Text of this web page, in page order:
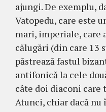
ajungi. De exemplu,
Va­to­pedu, care este
mari, im­periale, care
călugări (din care 13
păstrează fastul
antifonică la cele
câte doi dia­coni
Atunci, chiar dacă